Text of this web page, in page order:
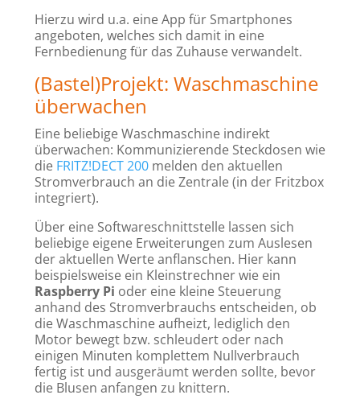
Hierzu wird u.a. eine App für Smartphones
angeboten, welches sich damit in eine
Fernbedienung für das Zuhause verwandelt.
(Bastel)Projekt: Waschmaschine
überwachen
Eine beliebige Waschmaschine indirekt
überwachen: Kommunizierende Steckdosen wie
die FRITZ!DECT 200melden den aktuellen
Stromverbrauch an die Zentrale (in der Fritzbox
integriert).
Über eine Softwareschnittstelle lassen sich
beliebige eigene Erweiterungen zum Auslesen
der aktuellen Werte anflanschen. Hier kann
beispielsweise ein Kleinstrechner wie ein
Raspberry Pi oder eine kleine Steuerung
anhand des Stromverbrauchs entscheiden, ob
die Waschmaschine aufheizt, lediglich den
Motor bewegt bzw. schleudert oder nach
einigen Minuten komplettem Nullverbrauch
fertig ist und ausgeräumt werden sollte, bevor
die Blusen anfangen zu knittern.